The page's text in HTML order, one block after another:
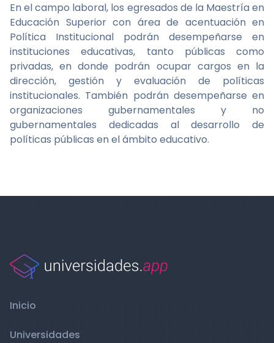
En el campo laboral, los egresados de la Maestría en
Educación Superior con área de acentuación en
Política Institucional podrán desempeñarse en
instituciones educativas, tanto públicas como
privadas, en donde podrán ocupar cargos en la
dirección, gestión y evaluación de políticas
institucionales. También podrán desempeñarse en
organizaciones gubernamentales y no
gubernamentales dedicadas al desarrollo de
políticas públicas en el ámbito educativo.
Inicio
Universidades